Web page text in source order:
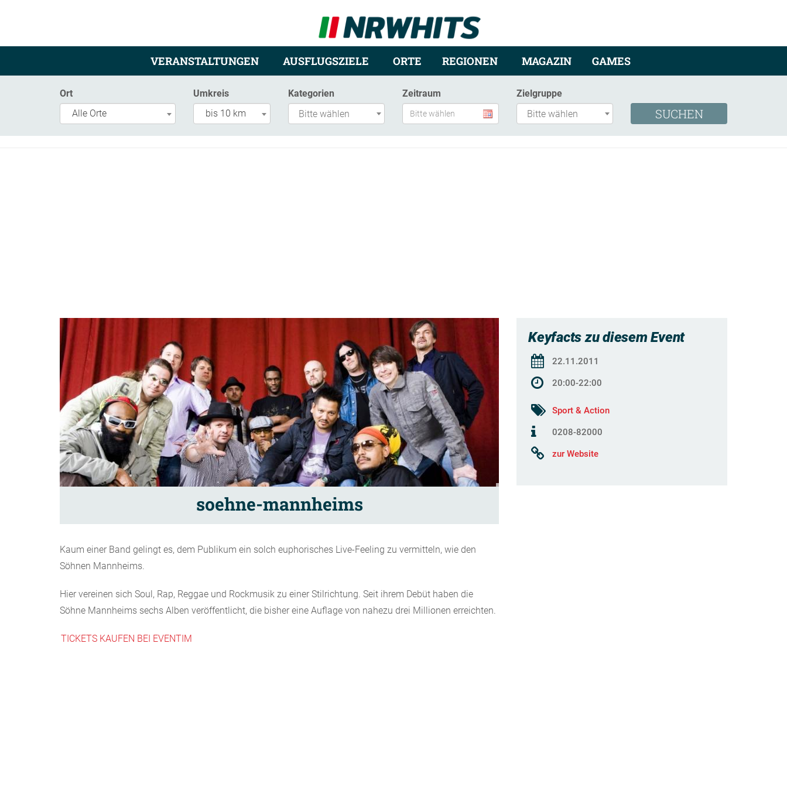
VERANSTALTUNGEN AUSFLUGSZIELE ORTE REGIONEN MAGAZIN GAMES
Ort
Alle Orte
Umkreis
bis 10 km
Kategorien Zeitraum Zielgruppe
soehne-mannheims
Kaum einer Band gelingt es, dem Publikum ein solch euphorisches Live-Feeling zu vermitteln, wie den
Söhnen Mannheims.
Hier vereinen sich Soul, Rap, Reggae und Rockmusik zu einer Stilrichtung. Seit ihrem Debüt haben die
Söhne Mannheims sechs Alben veröffentlicht, die bisher eine Auflage von nahezu drei Millionen erreichten.
TICKETS KAUFEN BEI EVENTIM
Keyfacts zu diesem Event
22.11.2011
20:00-22:00
Sport & Action
0208-82000
zur Website